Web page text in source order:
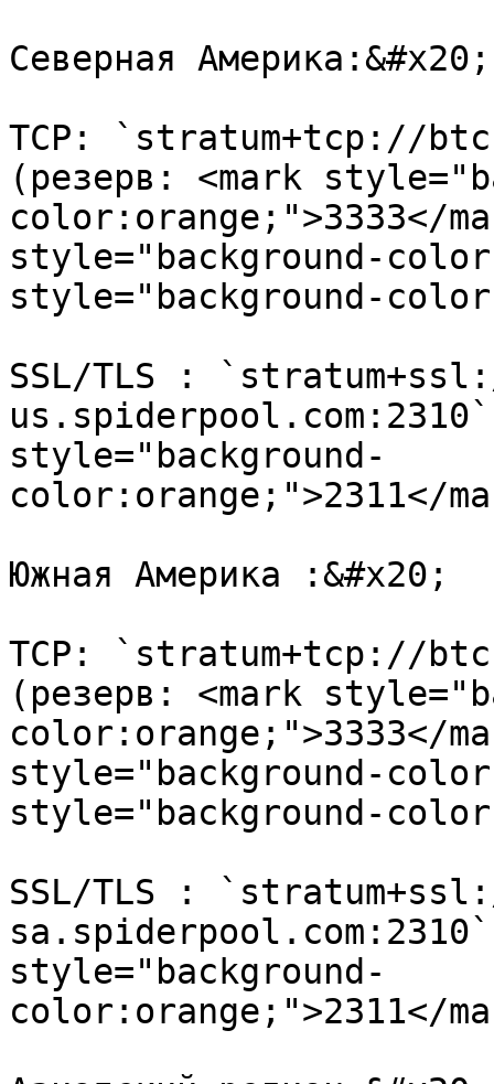
Северная Америка:&#x20;
TCP: `stratum+tcp://
(резерв: <mark
color:orange;">3333</
style="background-
style="background-
SSL/TLS :
style="background-
color:orange;">2311</
Южная Америка :&#x20;
TCP: `stratum+tcp://
(резерв: <mark
color:orange;">3333</
style="background-
style="background-
SSL/TLS :
style="background-
color:orange;">2311</